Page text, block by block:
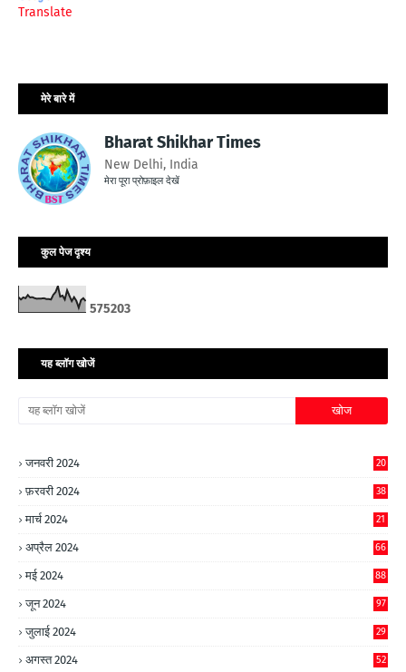
Translate
मेरे बारे में
Bharat Shikhar Times
New Delhi, India
मेरा पूरा प्रोफ़ाइल देखें
कुल पेज दृश्य
575203
यह ब्लॉग खोजें
जनवरी 2024 20
फ़रवरी 2024 38
मार्च 2024 21
अप्रैल 2024 66
मई 2024 88
जून 2024 97
जुलाई 2024 29
अगस्त 2024 52